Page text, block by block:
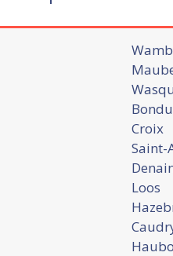
Croix
Saint-
Loos